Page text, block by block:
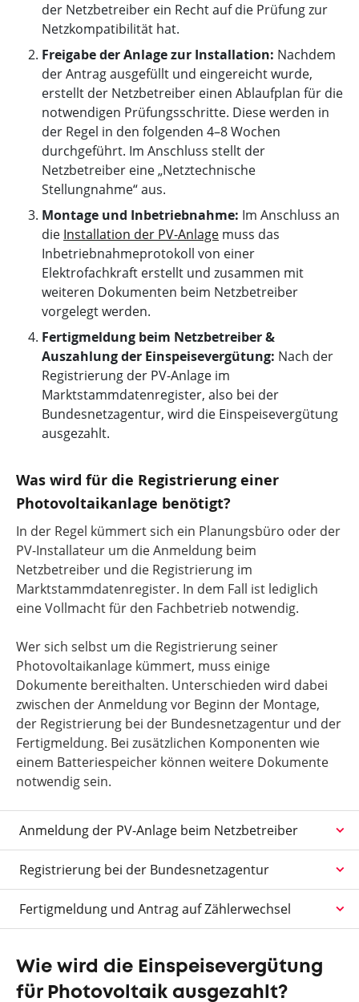
der Netzbetreiber ein Recht auf die Prüfung zur
Netzkompatibilität hat.
Freigabe der Anlage zur Installation: Nachdem
der Antrag ausgefüllt und eingereicht wurde,
erstellt der Netzbetreiber einen Ablaufplan für die
notwendigen Prüfungsschritte. Diese werden in
der Regel in den folgenden 4–8 Wochen
durchgeführt. Im Anschluss stellt der
Netzbetreiber eine „Netztechnische
Stellungnahme“ aus.
Montage und Inbetriebnahme: Im Anschluss an
die Installation der PV-Anlage muss das
Inbetriebnahmeprotokoll von einer
Elektrofachkraft erstellt und zusammen mit
weiteren Dokumenten beim Netzbetreiber
vorgelegt werden.
Fertigmeldung beim Netzbetreiber &
Auszahlung der Einspeisevergütung: Nach der
Registrierung der PV-Anlage im
Marktstammdatenregister, also bei der
Bundesnetzagentur, wird die Einspeisevergütung
ausgezahlt.
Was wird für die Registrierung einer
Photovoltaikanlage benötigt?
In der Regel kümmert sich ein Planungsbüro oder der
PV-Installateur um die Anmeldung beim
Netzbetreiber und die Registrierung im
Marktstammdatenregister. In dem Fall ist lediglich
eine Vollmacht für den Fachbetrieb notwendig.
Wer sich selbst um die Registrierung seiner
Photovoltaikanlage kümmert, muss einige
Dokumente bereithalten. Unterschieden wird dabei
zwischen der Anmeldung vor Beginn der Montage,
der Registrierung bei der Bundesnetzagentur und der
Fertigmeldung. Bei zusätzlichen Komponenten wie
einem Batteriespeicher können weitere Dokumente
notwendig sein.
Anmeldung der PV-Anlage beim Netzbetreiber
Registrierung bei der Bundesnetzagentur
Fertigmeldung und Antrag auf Zählerwechsel
Wie wird die Einspeisevergütung
für Photovoltaik ausgezahlt?